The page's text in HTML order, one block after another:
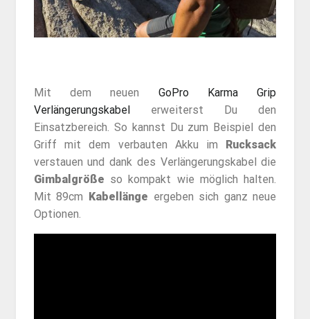
Mit dem neuen GoPro Karma Grip
Verlängerungskabelerweiterst Du den
Einsatzbereich. So kannst Du zum Beispiel den
Griff mit dem verbauten Akku im Rucksack
verstauen und dank des Verlängerungskabel die
Gimbalgröße so kompakt wie möglich halten.
Mit 89cm Kabellänge ergeben sich ganz neue
Optionen.